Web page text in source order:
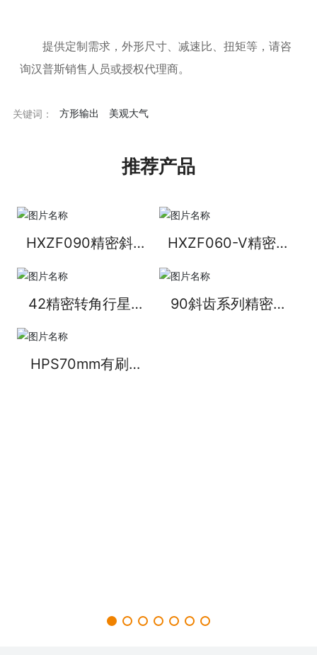
提供定制需求，外形尺寸、减速比、扭矩等，请咨
询汉普斯销售人员或授权代理商。
关键词： 方形输出 美观大气
推荐产品
HXZF090精密斜齿
HXZF060-V精密斜
42精密转角行星减
90斜齿系列精密行
HPS70mm有刷行